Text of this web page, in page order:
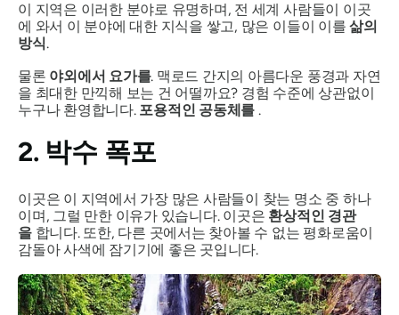
이 지역은 이러한 분야로 유명하며, 전 세계 사람들이 이곳
에 와서 이 분야에 대한 지식을 쌓고, 많은 이들이 이를삶의
방식.
물론 야외에서 요가를. 맥로드 간지의 아름다운 풍경과 자연
을 최대한 만끽해 보는 건 어떨까요? 경험 수준에 상관없이
누구나 환영합니다. 포용적인 공동체를 .
2. 박수 폭포
이곳은 이 지역에서 가장 많은 사람들이 찾는 명소 중 하나
이며, 그럴 만한 이유가 있습니다. 이곳은 환상적인 경관
을합니다. 또한, 다른 곳에서는 찾아볼 수 없는 평화로움이
감돌아 사색에 잠기기에 좋은 곳입니다.